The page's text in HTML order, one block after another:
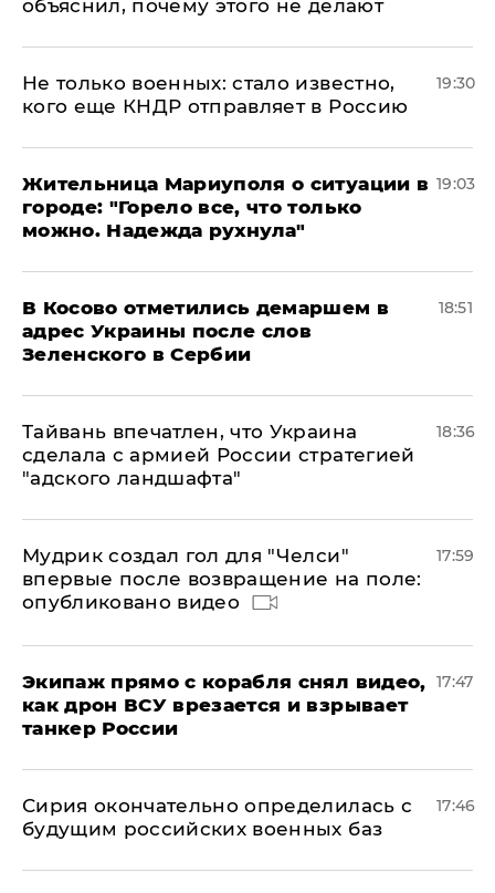
объяснил, почему этого не делают
Не только военных: стало известно,
кого еще КНДР отправляет в Россию
19:30
Жительница Мариуполя о ситуации в
городе: "Горело все, что только
можно. Надежда рухнула"
19:03
В Косово отметились демаршем в
адрес Украины после слов
Зеленского в Сербии
18:51
Тайвань впечатлен, что Украина
сделала с армией России стратегией
"адского ландшафта"
18:36
Мудрик создал гол для "Челси"
впервые после возвращение на поле:
опубликовано видео
17:59
Экипаж прямо с корабля снял видео,
как дрон ВСУ врезается и взрывает
танкер России
17:47
Сирия окончательно определилась с
будущим российских военных баз
17:46